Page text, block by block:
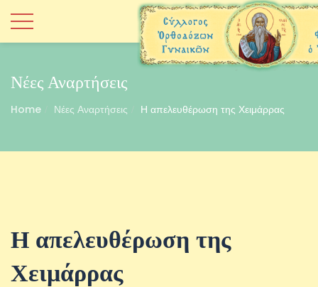
Νέες Αναρτήσεις
Home Νέες Αναρτήσεις Η απελευθέρωση της Χειμάρρας
Η απελευθέρωση της
Χειμάρρας